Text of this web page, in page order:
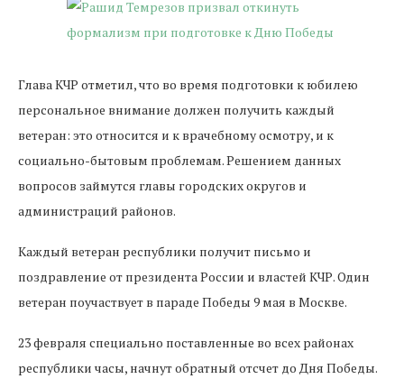
Глава КЧР отметил, что во время подготовки к юбилею
персональное внимание должен получить каждый
ветеран: это относится и к врачебному осмотру, и к
социально-бытовым проблемам. Решением данных
вопросов займутся главы городских округов и
администраций районов.
Каждый ветеран республики получит письмо и
поздравление от президента России и властей КЧР. Один
ветеран поучаствует в параде Победы 9 мая в Москве.
23 февраля специально поставленные во всех районах
республики часы, начнут обратный отсчет до Дня Победы.